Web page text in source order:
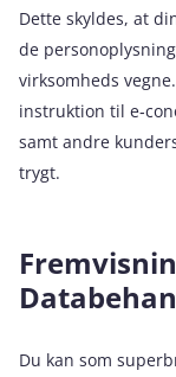
Dette skyldes, at
de
virksomheds
instruktion til
samt andre
trygt.
Du kan som